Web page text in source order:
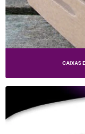
CAIXAS